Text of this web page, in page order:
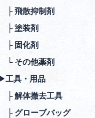
├ ⾶散抑制剤
├ 塗装剤
├ 固化剤
└ その他薬剤
▶︎⼯具・⽤品
├ 解体撤去⼯具
├ グローブバッグ